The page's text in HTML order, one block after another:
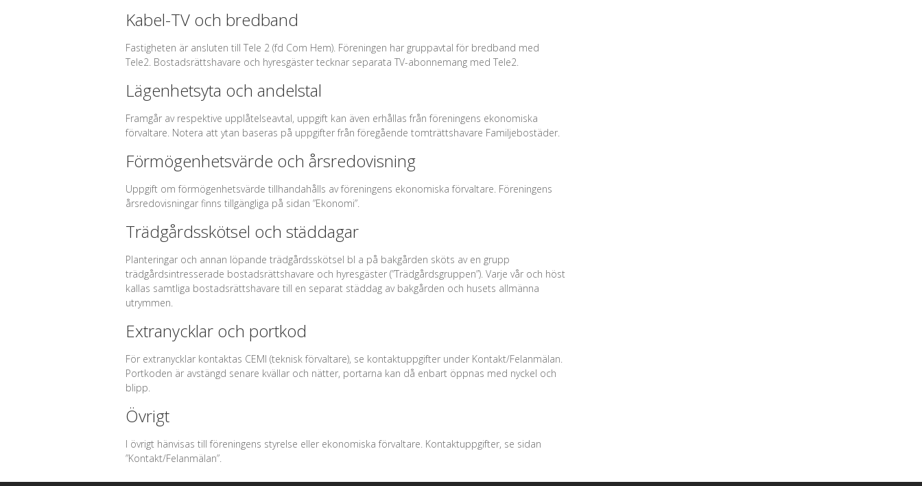
Kabel-TV och bredband
Fastigheten är ansluten till Tele 2 (fd Com Hem). Föreningen har gruppavtal för bredband med
Tele2. Bostadsrättshavare och hyresgäster tecknar separata TV-abonnemang med Tele2.
Lägenhetsyta och andelstal
Framgår av respektive upplåtelseavtal, uppgift kan även erhållas från föreningens ekonomiska
förvaltare. Notera att ytan baseras på uppgifter från föregående tomträttshavare Familjebostäder.
Förmögenhetsvärde och årsredovisning
Uppgift om förmögenhetsvärde tillhandahålls av föreningens ekonomiska förvaltare. Föreningens
årsredovisningar finns tillgängliga på sidan ”Ekonomi”.
Trädgårdsskötsel och städdagar
Planteringar och annan löpande trädgårdsskötsel bl a på bakgården sköts av en grupp
trädgårdsintresserade bostadsrättshavare och hyresgäster (”Trädgårdsgruppen”). Varje vår och höst
kallas samtliga bostadsrättshavare till en separat städdag av bakgården och husets allmänna
utrymmen.
Extranycklar och portkod
För extranycklar kontaktas CEMI (teknisk förvaltare), se kontaktuppgifter under Kontakt/Felanmälan.
Portkoden är avstängd senare kvällar och nätter, portarna kan då enbart öppnas med nyckel och
blipp.
Övrigt
I övrigt hänvisas till föreningens styrelse eller ekonomiska förvaltare. Kontaktuppgifter, se sidan
”Kontakt/Felanmälan”.